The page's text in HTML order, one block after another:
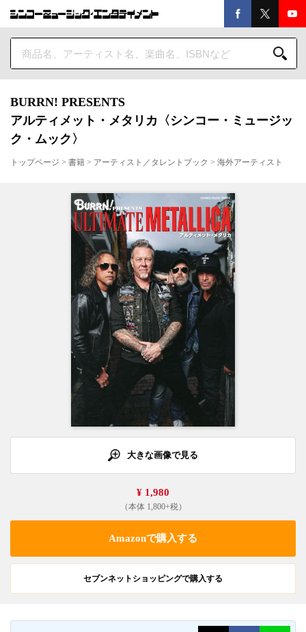
BURRN! PRESENTS
アルティメット・メタリカ〈シンコー・ミュージッ
ク・ムック〉
トップページ > 書籍 > アーティスト／タレントブック > 海外アーティスト
大きな画像で見る
¥ 1,980
（本体 1,800+税）
Amazonで購入する
セブンネットショッピングで購入する